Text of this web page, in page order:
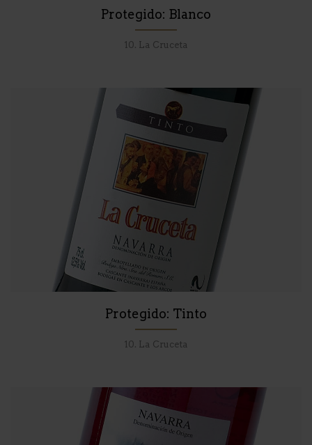
Protegido: Blanco
10. La Cruceta
Protegido: Tinto
10. La Cruceta